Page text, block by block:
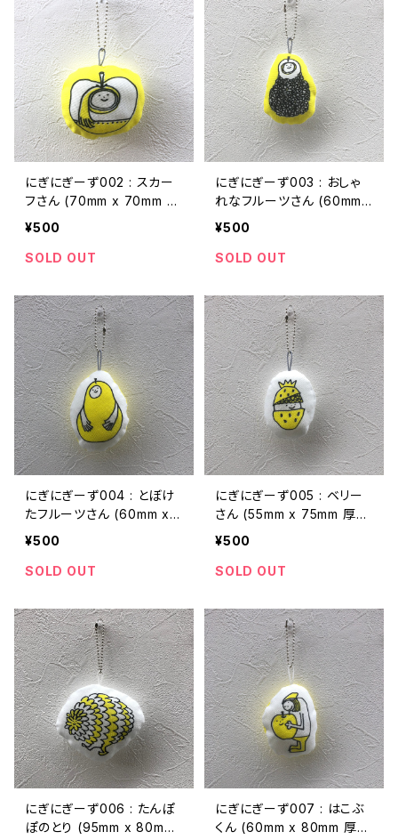
にぎにぎーず002 : スカー
フさん (70mm x 70mm 厚
さ20mmくらい)
¥500
SOLD OUT
にぎにぎーず003 : おしゃ
れなフルーツさん (60mm
x 80mm 厚さ20mmくらい)
¥500
SOLD OUT
にぎにぎーず004 : とぼけ
たフルーツさん (60mm x 9
0mm 厚さ20mmくらい)
¥500
SOLD OUT
にぎにぎーず005 : ベリー
さん (55mm x 75mm 厚さ
20mmくらい)
¥500
SOLD OUT
にぎにぎーず006 : たんぽ
ぽのとり (95mm x 80mm
にぎにぎーず007 : はこぶ
くん (60mm x 80mm 厚さ